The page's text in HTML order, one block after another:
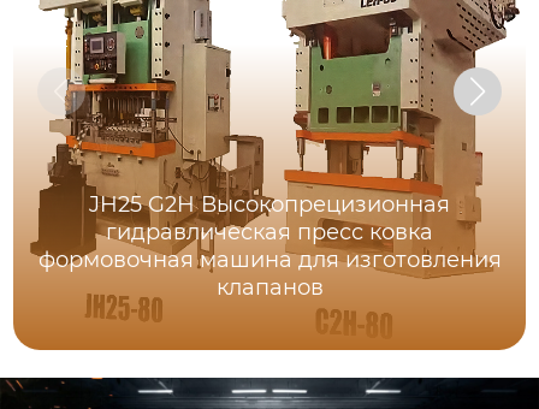
JH25 G2H Высокопрецизионная
гидравлическая пресс ковка
формовочная машина для изготовления
клапанов